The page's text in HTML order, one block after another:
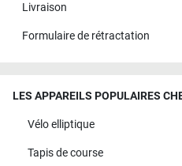
Livraison
Formulaire de rétractation
LES APPAREILS POPULAIRES
Vélo elliptique
Tapis de course